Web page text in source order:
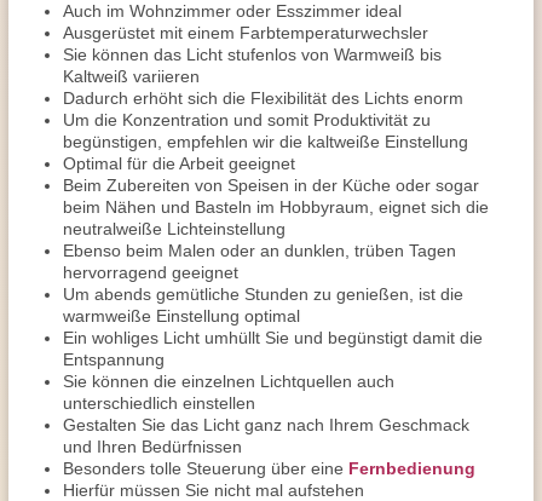
Auch im Wohnzimmer oder Esszimmer ideal
Ausgerüstet mit einem Farbtemperaturwechsler
Sie können das Licht stufenlos von Warmweiß bis
Kaltweiß variieren
Dadurch erhöht sich die Flexibilität des Lichts enorm
Um die Konzentration und somit Produktivität zu
begünstigen, empfehlen wir die kaltweiße Einstellung
Optimal für die Arbeit geeignet
Beim Zubereiten von Speisen in der Küche oder sogar
beim Nähen und Basteln im Hobbyraum, eignet sich die
neutralweiße Lichteinstellung
Ebenso beim Malen oder an dunklen, trüben Tagen
hervorragend geeignet
Um abends gemütliche Stunden zu genießen, ist die
warmweiße Einstellung optimal
Ein wohliges Licht umhüllt Sie und begünstigt damit die
Entspannung
Sie können die einzelnen Lichtquellen auch
unterschiedlich einstellen
Gestalten Sie das Licht ganz nach Ihrem Geschmack
und Ihren Bedürfnissen
Besonders tolle Steuerung über eine Fernbedienung
Hierfür müssen Sie nicht mal aufstehen